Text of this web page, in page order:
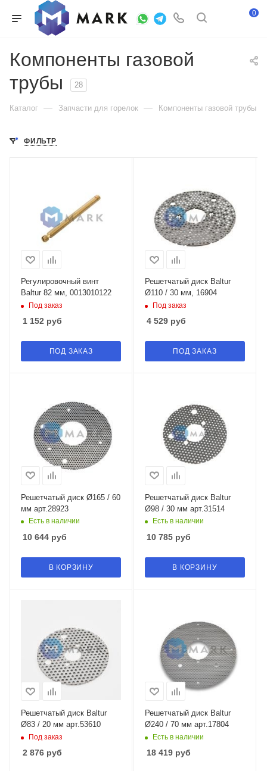
0
Компоненты газовой
трубы
28
Каталог — Запчасти для горелок — Компоненты газовой трубы
ФИЛЬТР
Регулировочный винт
Baltur 82 мм, 0013010122
Под заказ
1 152 руб
ПОД ЗАКАЗ
Решетчатый диск Baltur
Ø110 / 30 мм, 16904
Под заказ
4 529руб
ПОД ЗАКАЗ
Решетчатый диск Ø165 / 60
мм арт.28923
Есть в наличии
10 644 руб
В КОРЗИНУ
Решетчатый диск Baltur
Ø98 / 30 мм арт.31514
Есть в наличии
10 785руб
В КОРЗИНУ
Решетчатый диск Baltur
Ø83 / 20 мм арт.53610
Под заказ
2 876 руб
Решетчатый диск Baltur
Ø240 / 70 мм арт.17804
Есть в наличии
18 419руб